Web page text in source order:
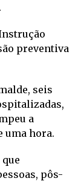
preventiva
seis
a
uma hora.
pôs-